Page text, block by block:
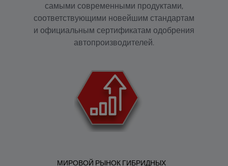
самыми современными продуктами,
соответствующими новейшим стандартам
и официальным сертификатам одобрения
автопроизводителей.
МИРОВОЙ РЫНОК ГИБРИДНЫХ